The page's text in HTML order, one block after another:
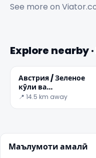
See more on
Explore nearby
Австрия / Зеленое
кӯли ва
заколдованный
📍 14.5 km away
Маълумоти амалӣ